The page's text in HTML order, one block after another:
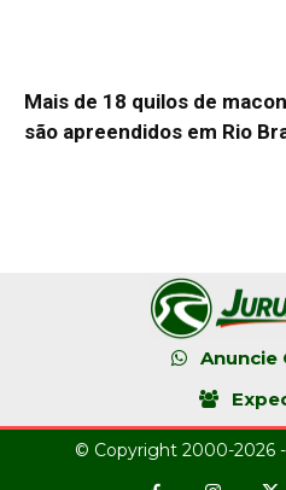
Mais de 18 quilos de
são apreendidos em Rio
Anuncie
© Copyright 2000-2026